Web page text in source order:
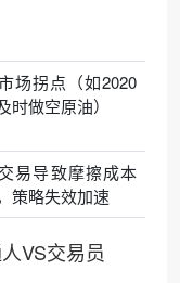
场拐点（如2020
时做空原油）
易导致摩擦成本
策略失效加速
VS交易员